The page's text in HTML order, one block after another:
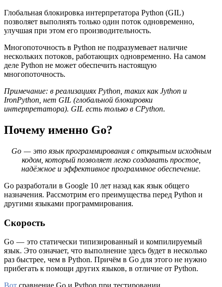
Глобальная блокировка интерпретатора Python (GIL)
позволяет выполнять только один поток одновременно,
улучшая при этом его производительность.
Многопоточность в Python не подразумевает наличие
нескольких потоков, работающих одновременно. На самом
деле Python не может обеспечить настоящую
многопоточность.
Примечание: в реализациях Python, таких как Jython и
IronPython, нет GIL (глобальной блокировки
интерпретатора). GIL есть только в CPython.
Почему именно Go?
Go — это язык программирования с открытым исходным
кодом, который позволяет легко создавать простое,
надёжное и эффективное программное обеспечение.
Go разработали в Google 10 лет назад как язык общего
назначения. Рассмотрим его преимущества перед Python и
другими языками программирования.
Скорость
Go — это статически типизированный и компилируемый
язык. Это означает, что выполнение здесь будет в несколько
раз быстрее, чем в Python. Причём в Go для этого не нужно
прибегать к помощи других языков, в отличие от Python.